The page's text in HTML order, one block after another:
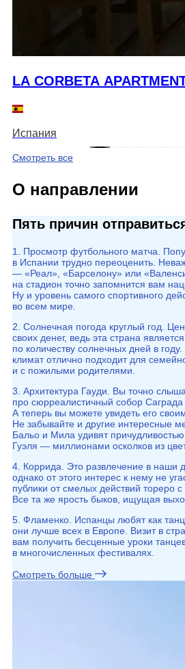
LA CORBETA
Испания
Смотреть все
О направлении
Пять причин
1. Просмотр футбольного матча.
в Испании трудно переоценить.
— «Реал», «Барселону» или
на стадион точно запомнится вам
Ну и уровень самого спортивного
во всем мире.
2. Солнечная погода круглый год.
своих денег, ведь эта страна
по количеству солнечных дней в
климат отлично подходит для
и с пожилыми родителями.
3. Архитектура Гауди. Вы точно
про сюрреалистичный собор
А теперь вы можете увидеть его
Не забывайте и другие интересные
Бальо и Мила удивят
Гуэля — миллионами осколков из
4. Коррида. Это развлечение в наши
однако от этого интерес к нему не
публики от смелых действий тореро с
Все та же ярость быков, ищущая
5. Фламенко. Испанцы любят как
они лучше всех в Европе. Визит в
вам получить бесценные уроки
в многочисленных фестивалях.
Смотреть больше